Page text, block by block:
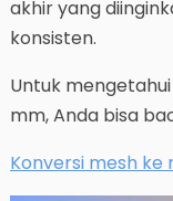
akhir yang
konsisten.
Untuk
mm, Anda bisa
Konversi mesh ke